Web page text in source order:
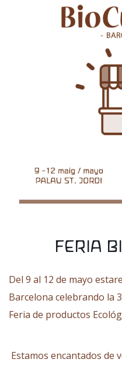
FERIA
Del 9 al 12 de mayo
Barcelona celebrando la
Feria de productos
Estamos encantados de